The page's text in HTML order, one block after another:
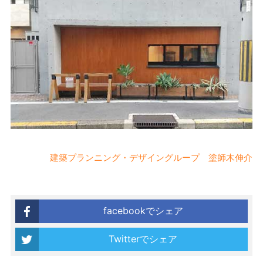
建築プランニング・デザイングループ 塗師木伸介
facebookでシェア
Twitterでシェア